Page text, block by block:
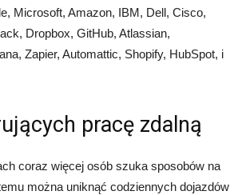
Microsoft, Amazon, IBM, Dell, Cisco,
Dropbox, GitHub, Atlassian,
Zapier, Automattic, Shopify, HubSpot, i
pracę zdalną
coraz więcej osób szuka sposobów na
można uniknąć codziennych dojazdów